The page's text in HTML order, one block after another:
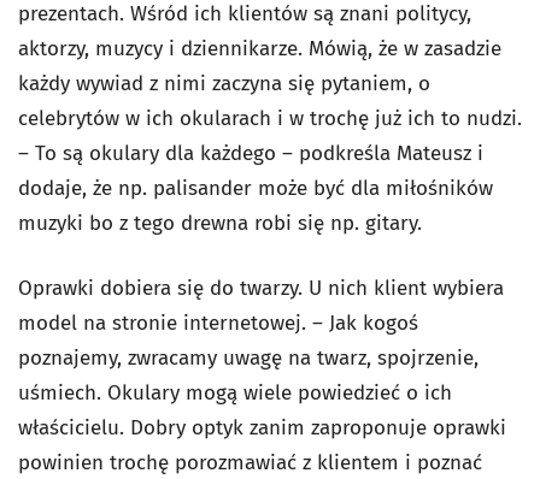
prezentach. Wśród ich klientów są znani politycy,
aktorzy, muzycy i dziennikarze. Mówią, że w zasadzie
każdy wywiad z nimi zaczyna się pytaniem, o
celebrytów w ich okularach i w trochę już ich to nudzi.
– To są okulary dla każdego – podkreśla Mateusz i
dodaje, że np. palisander może być dla miłośników
muzyki bo z tego drewna robi się np. gitary.
Oprawki dobiera się do twarzy. U nich klient wybiera
model na stronie internetowej. – Jak kogoś
poznajemy, zwracamy uwagę na twarz, spojrzenie,
uśmiech. Okulary mogą wiele powiedzieć o ich
właścicielu. Dobry optyk zanim zaproponuje oprawki
powinien trochę porozmawiać z klientem i poznać